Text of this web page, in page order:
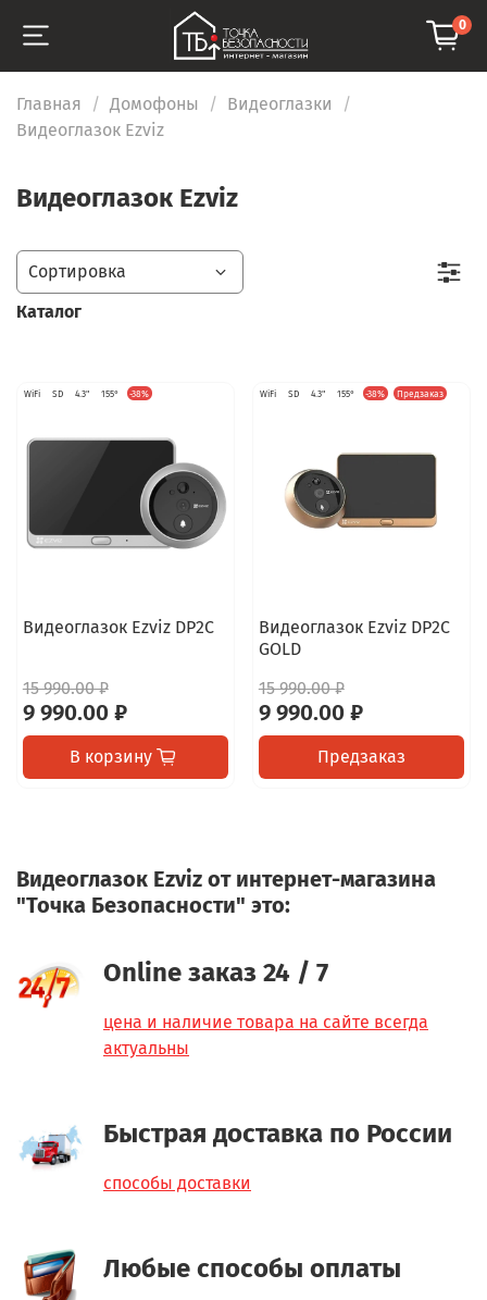
0
Главная Домофоны
Видеоглазки
Видеоглазок Ezviz
Видеоглазок Ezviz
WiFi SD 4.3" 155° -38%
Видеоглазок Ezviz DP2C
15 990.00 ₽
9 990.00 ₽
В корзину
WiFi SD 4.3" 155° -38% Предзаказ
Видеоглазок Ezviz DP2C
GOLD
15 990.00 ₽
9 990.00 ₽
Предзаказ
Видеоглазок Ezviz от интернет-магазина
"Точка Безопасности" это:
Online заказ 24 / 7
цена и наличие товара на сайте всегда
актуальны
Быстрая доставка по России
способы доставки
Любые способы оплаты
Каталог